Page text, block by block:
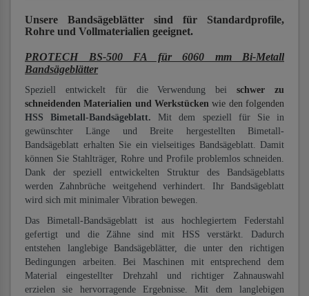
Unsere Bandsägeblätter sind für Standardprofile,
Rohre und Vollmaterialien geeignet.
PROTECH BS-500 FA für 6060 mm Bi-Metall
Bandsägeblätter
Speziell entwickelt für die Verwendung beischwer zu
schneidenden Materialien und Werkstücken wie den folgenden
HSS Bimetall-Bandsägeblatt. Mit dem speziell für Sie in
gewünschter Länge und Breite hergestellten Bimetall-
Bandsägeblatt erhalten Sie ein vielseitiges Bandsägeblatt. Damit
können Sie Stahlträger, Rohre und Profile problemlos schneiden.
Dank der speziell entwickelten Struktur des Bandsägeblatts
werden Zahnbrüche weitgehend verhindert. Ihr Bandsägeblatt
wird sich mit minimaler Vibration bewegen.
Das Bimetall-Bandsägeblatt ist aus hochlegiertem Federstahl
gefertigt und die Zähne sind mit HSS verstärkt. Dadurch
entstehen langlebige Bandsägeblätter, die unter den richtigen
Bedingungen arbeiten. Bei Maschinen mit entsprechend dem
Material eingestellter Drehzahl und richtiger Zahnauswahl
erzielen sie hervorragende Ergebnisse. Mit dem langlebigen